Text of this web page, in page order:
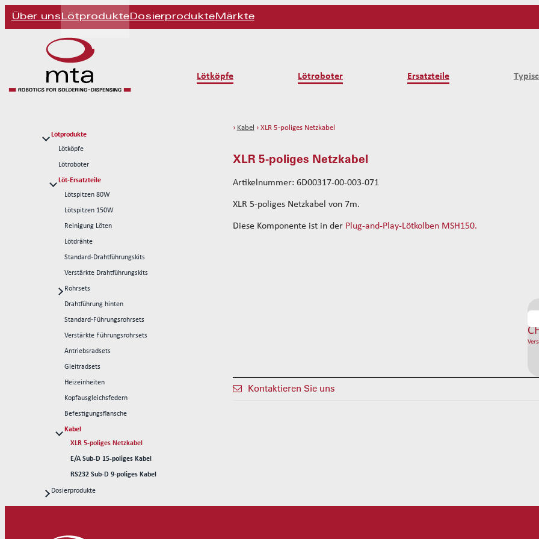
Über uns LötprodukteDosierprodukteMärkte
Lötköpfe Lötroboter Ersatzteile
Lötprodukte
Lötköpfe
Lötroboter
Löt-Ersatzteile
Lötspitzen 80W
Lötspitzen 150W
Reinigung Löten
Lötdrähte
Standard-Drahtführungskits
Verstärkte Drahtführungskits
Rohrsets
Standard-Rohrsets 50mm
Standard-Rohrsets 60mm
Standard-Rohrsets 70mm
Verstärkte Rohrsets 80mm
Verstärkte Rohrsets 105mm
Drahtführung hinten
Standard-Führungsrohrsets
Verstärkte Führungsrohrsets
Antriebsradsets
Gleitradsets
Heizeinheiten
Kopfausgleichsfedern
Befestigungsflansche
Kabel
XLR 5-poliges Netzkabel
E/A Sub-D 15-poliges Kabel
RS232 Sub-D 9-poliges Kabel
Dosierprodukte
Dosierköpfe
Dosier-Ersatzteile
› Kabel › XLR 5-poliges Netzkabel
XLR 5-poliges Netzkabel
Artikelnummer: 6D00317-00-003-071
XLR 5-poliges Netzkabel von 7m.
Diese Komponente ist in der Plug-and-Play-Lötkolben MSH150.
Kontaktieren Sie uns